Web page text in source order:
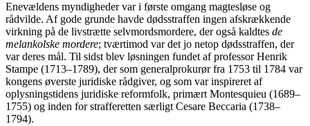
Enevældens myndigheder var i første omgang magtesløse og
rådvilde. Af gode grunde havde dødsstraffen ingen afskrækkende
virkning på de livstrætte selvmordsmordere, der også kaldtes de
melankolske mordere; tværtimod var det jo netop dødsstraffen, der
var deres mål. Til sidst blev løsningen fundet af professor Henrik
Stampe (1713–1789), der som generalprokurør fra 1753 til 1784 var
kongens øverste juridiske rådgiver, og som var inspireret af
oplysningstidens juridiske reformfolk, primært Montesquieu (1689–
1755) og inden for strafferetten særligt Cesare Beccaria (1738–
1794).